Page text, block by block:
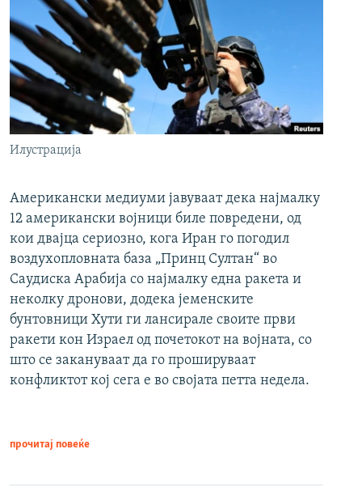
Илустрација
Американски медиуми јавуваат дека најмалку
12 американски војници биле повредени, од
кои двајца сериозно, кога Иран го погодил
воздухопловната база „Принц Султан“ во
Саудиска Арабија со најмалку една ракета и
неколку дронови, додека јеменските
бунтовници Хути ги лансирале своите први
ракети кон Израел од почетокот на војната, со
што се закануваат да го прошируваат
конфликтот кој сега е во својата петта недела.
прочитај повеќе